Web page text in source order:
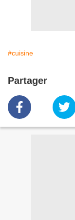
#cuisine
Partager